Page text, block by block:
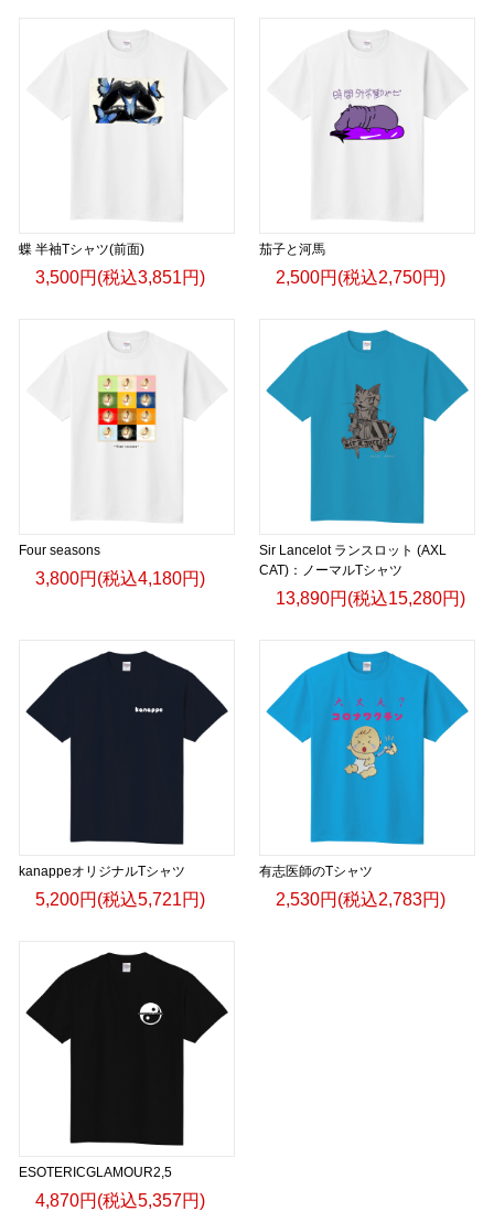
蝶 半袖Tシャツ(前面)
3,500円(税込3,851円)
茄子と河馬
2,500円(税込2,750円)
Four seasons
3,800円(税込4,180円)
Sir Lancelot ランスロット (AXL
CAT)：ノーマルTシャツ
13,890円(税込15,280円)
kanappeオリジナルTシャツ
5,200円(税込5,721円)
有志医師のTシャツ
2,530円(税込2,783円)
ESOTERICGLAMOUR2,5
4,870円(税込5,357円)